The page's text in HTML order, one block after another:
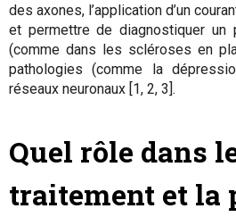
des axones, l’application d’un
et permettre de diagnostiquer un
(comme dans les scléroses en
pathologies (comme la
réseaux neuronaux [1, 2, 3].
Quel rôle dans
traitement et la